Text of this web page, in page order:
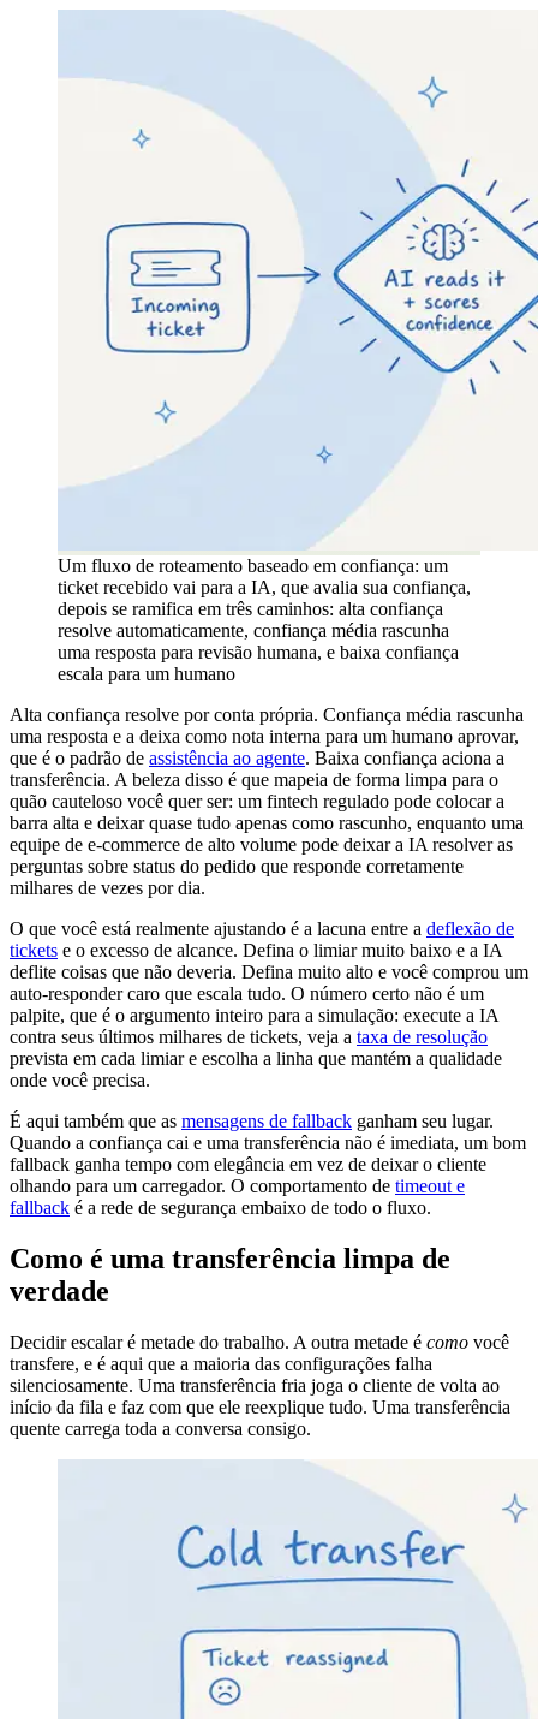
Um fluxo de roteamento baseado em confiança: um
ticket recebido vai para a IA, que avalia sua confiança,
depois se ramifica em três caminhos: alta confiança
resolve automaticamente, confiança média rascunha
uma resposta para revisão humana, e baixa confiança
escala para um humano
Alta confiança resolve por conta própria. Confiança média rascunha
uma resposta e a deixa como nota interna para um humano aprovar,
que é o padrão de assistência ao agente. Baixa confiança aciona a
transferência. A beleza disso é que mapeia de forma limpa para o
quão cauteloso você quer ser: um fintech regulado pode colocar a
barra alta e deixar quase tudo apenas como rascunho, enquanto uma
equipe de e-commerce de alto volume pode deixar a IA resolver as
perguntas sobre status do pedido que responde corretamente
milhares de vezes por dia.
O que você está realmente ajustando é a lacuna entre a deflexão de
tickets e o excesso de alcance. Defina o limiar muito baixo e a IA
deflite coisas que não deveria. Defina muito alto e você comprou um
auto-responder caro que escala tudo. O número certo não é um
palpite, que é o argumento inteiro para a simulação: execute a IA
contra seus últimos milhares de tickets, veja a taxa de resolução
prevista em cada limiar e escolha a linha que mantém a qualidade
onde você precisa.
É aqui também que as mensagens de fallback ganham seu lugar.
Quando a confiança cai e uma transferência não é imediata, um bom
fallback ganha tempo com elegância em vez de deixar o cliente
olhando para um carregador. O comportamento de timeout e
fallback é a rede de segurança embaixo de todo o fluxo.
Como é uma transferência limpa de
verdade
Decidir escalar é metade do trabalho. A outra metade é como você
transfere, e é aqui que a maioria das configurações falha
silenciosamente. Uma transferência fria joga o cliente de volta ao
início da fila e faz com que ele reexplique tudo. Uma transferência
quente carrega toda a conversa consigo.